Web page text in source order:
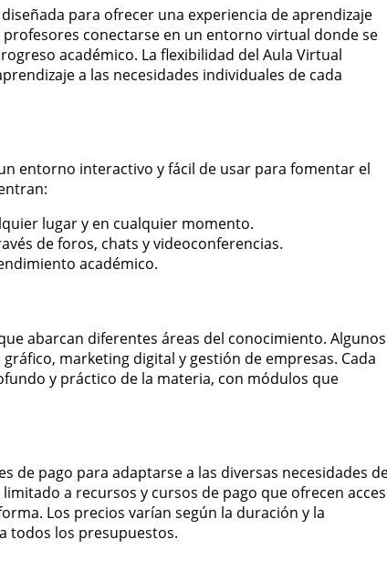
para ofrecer una experiencia de aprendizaje
conectarse en un entorno virtual donde se
académico. La flexibilidad del Aula Virtual
a las necesidades individuales de cada
entorno interactivo y fácil de usar para fomentar el
lugar y en cualquier momento.
de foros, chats y videoconferencias.
académico.
abarcan diferentes áreas del conocimiento. Algunos
marketing digital y gestión de empresas. Cada
y práctico de la materia, con módulos que
de pago para adaptarse a las diversas necesidades
a recursos y cursos de pago que ofrecen
Los precios varían según la duración y la
todos los presupuestos.